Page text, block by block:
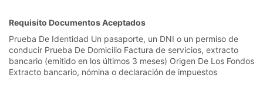
Requisito Documentos Aceptados
Prueba De Identidad Un pasaporte, un DNI o un permiso de
conducir Prueba De Domicilio Factura de servicios, extracto
bancario (emiti­do en los últimos 3 meses) Origen De Los Fondos
Extracto bancario, nómina o declaración de impuestos